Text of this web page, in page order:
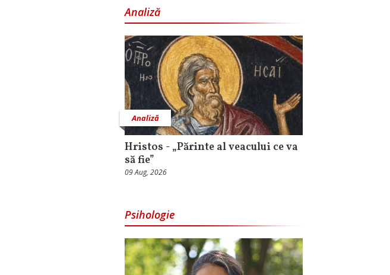
Analiză
Analiză
Hristos - „Părinte al veacului ce va
să fie”
09 Aug, 2026
Psihologie